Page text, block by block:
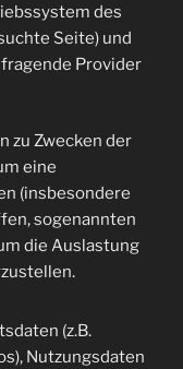
des
Seite) und
Provider
zu Zwecken der
eine
(insbesondere
sogenannten
die Auslastung
(z.B.
Nutzungsdaten